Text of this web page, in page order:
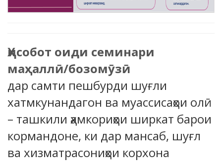
Ҳисобот оиди семинари
маҳаллӣ/бозомӯзӣ
дар самти пешбурди шуғли
хатмкунандагон ва муассисаҳои олӣ
– ташкили ҳамкориҳои ширкат барои
кормандоне, ки дар мансаб, шуғл
ва хизматрасониҳои корхона